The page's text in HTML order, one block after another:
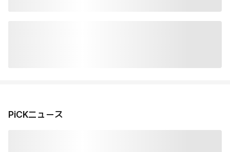
PiCKニュース